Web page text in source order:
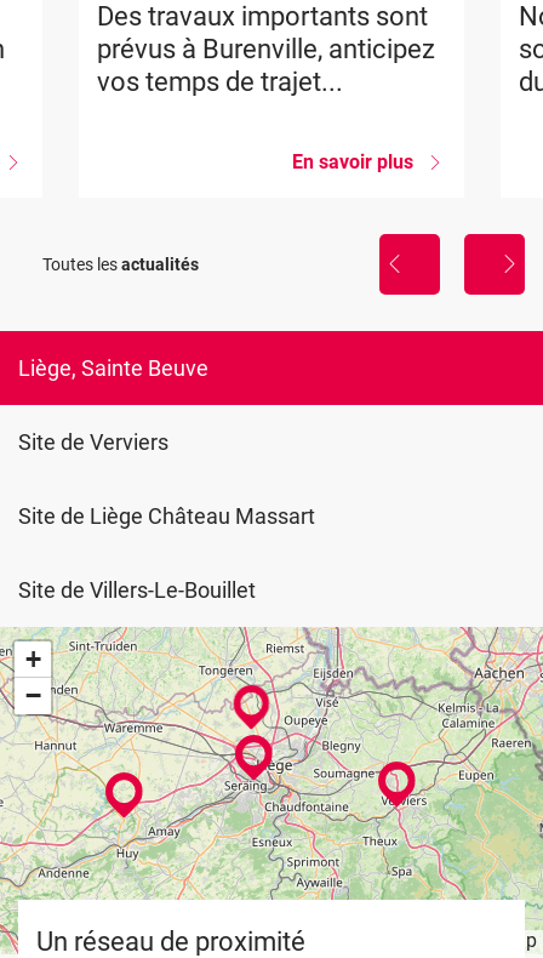
Des travaux importants sont
prévus à Burenville, anticipez
vos temps de trajet...
En savoir plus sur
à
anticipez
de
Toutes lesactualités
+
−
OpenStreetMap
Un réseau de proximité
Liège, Sainte Beuve
Site de Verviers
Site de Liège Château Massart
Site de Villers-Le-Bouillet